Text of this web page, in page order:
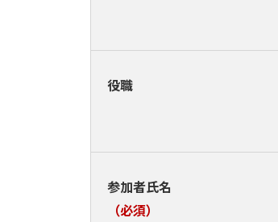
役職
参加者氏名
（必須）